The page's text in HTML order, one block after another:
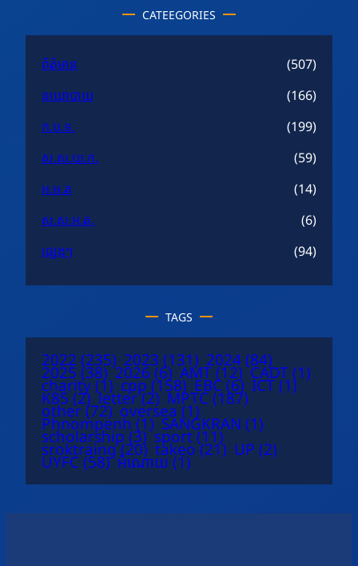
CATEEGORIES
ព័ត៌មាន
(507)
នយោបាយ
(166)
ក.ប.ទ.
(199)
ស.ស.យ.ក.
(59)
អ.ម.ត
(14)
ស.ស.អ.ត.
(6)
ផ្សេងៗ
(94)
TAGS
2022 (235) 2023 (131) 2024 (84)
2025 (38) 2026 (6) AMT (12) CADT (1)
charity (1) cpp (158) EBC (6) ICT (1)
K85 (2) letter (2) MPTC (187)
other (72) oversea (1)
Phnompenh (1) SANGKRAN (1)
scholarship (3) sport (11)
sroktraing (20) takeo (21) UP (2)
UYFC (58) អំណោយ (1)